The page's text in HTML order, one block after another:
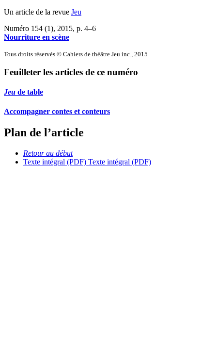
Un article de la revue Jeu
Numéro 154 (1), 2015, p. 4–6
Nourriture en scène
Tous droits réservés © Cahiers de théâtre Jeu inc., 2015
Feuilleter les articles de ce numéro
Jeu de table
Accompagner contes et conteurs
Plan de l’article
Retour au début
Texte intégral (PDF) Texte intégral (PDF)